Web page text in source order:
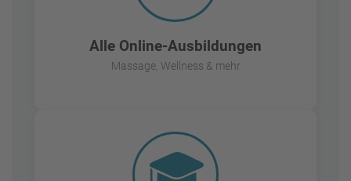
Alle Online-Ausbildungen
Massage, Wellness & mehr